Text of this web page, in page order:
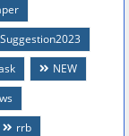
NEW
rrb